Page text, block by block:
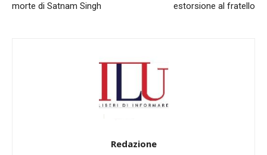
morte di Satnam Singh
estorsione al fratello
Redazione